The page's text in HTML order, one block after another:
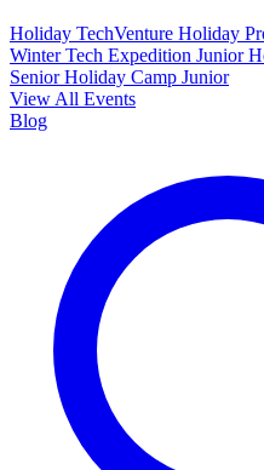
Holiday TechVenture Holiday
Winter Tech Expedition Junior
SeniorHoliday Camp Junior
View All Events
Blog